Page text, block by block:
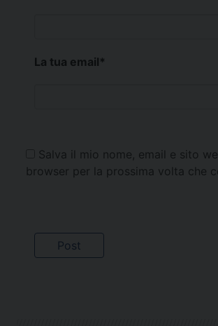
La tua email*
Salva il mio nome, email e sito
browser per la prossima volta che